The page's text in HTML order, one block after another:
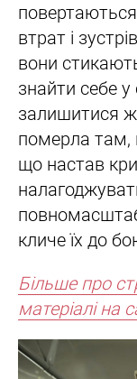
втрат і
вони
знайти себе у
залишитися
померла там,
що настав
кличе їх до
Більше про
матеріалі на